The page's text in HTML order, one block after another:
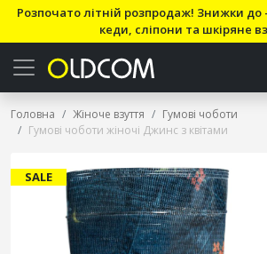
Розпочато літній розпродаж! Знижки до
кеди, сліпони та шкіряне
Головна Жіноче взуття
Гумові чоботи
Гумові чоботи жіночі Джинс з квітами
SALE